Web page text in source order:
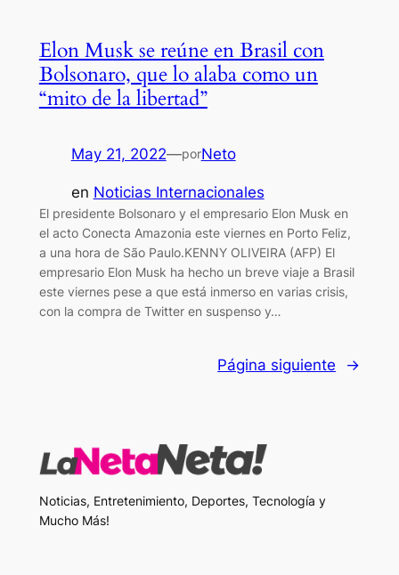
Elon Musk se reúne en Brasil con
Bolsonaro, que lo alaba como un
“mito de la libertad”
May 21, 2022—porNeto
en Noticias Internacionales
El presidente Bolsonaro y el empresario Elon Musk en
el acto Conecta Amazonia este viernes en Porto Feliz,
a una hora de São Paulo.KENNY OLIVEIRA (AFP) El
empresario Elon Musk ha hecho un breve viaje a Brasil
este viernes pese a que está inmerso en varias crisis,
con la compra de Twitter en suspenso y…
Página siguiente →
Noticias, Entretenimiento, Deportes, Tecnología y
Mucho Más!